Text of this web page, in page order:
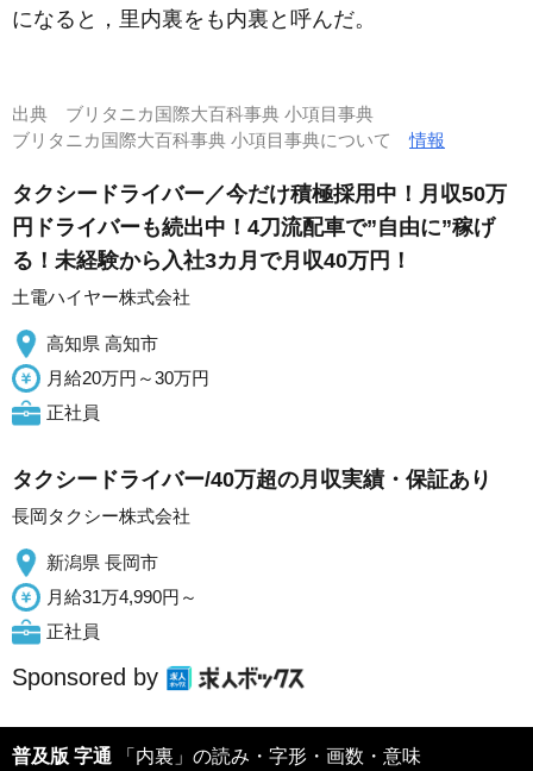
になると，里内裏をも内裏と呼んだ。
出典 ブリタニカ国際大百科事典 小項目事典
ブリタニカ国際大百科事典 小項目事典について情報
タクシードライバー／今だけ積極採用中！月収50万
円ドライバーも続出中！4刀流配車で”自由に”稼げ
る！未経験から入社3カ月で月収40万円！
土電ハイヤー株式会社
高知県 高知市
月給20万円～30万円
正社員
タクシードライバー/40万超の月収実績・保証あり
長岡タクシー株式会社
新潟県 長岡市
月給31万4,990円～
正社員
Sponsored by
普及版 字通 「内裏」の読み・字形・画数・意味